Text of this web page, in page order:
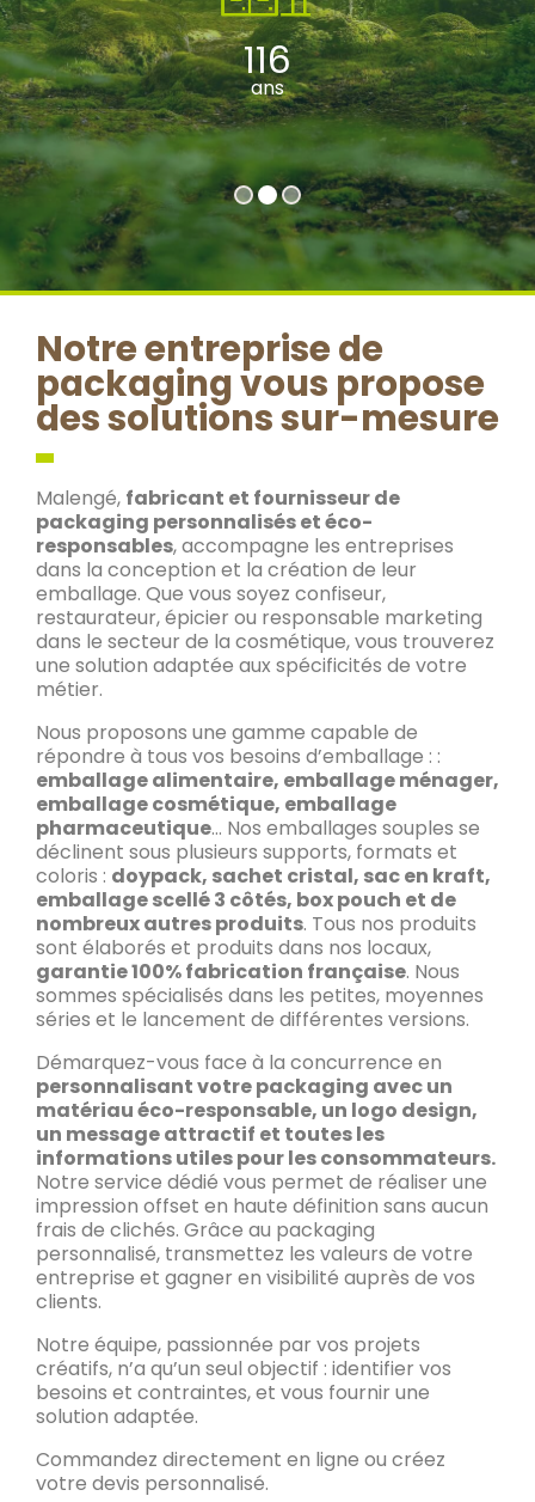
116
ans
Notre entreprise de
packaging vous propose
des solutions sur-mesure
Malengé, fabricant et fournisseur de
packaging personnalisés et éco-
responsables, accompagne les entreprises
dans la conception et la création de leur
emballage. Que vous soyez confiseur,
restaurateur, épicier ou responsable marketing
dans le secteur de la cosmétique, vous trouverez
une solution adaptée aux spécificités de votre
métier.
Nous proposons une gamme capable de
répondre à tous vos besoins d’emballage : :
emballage alimentaire, emballage ménager,
emballage cosmétique, emballage
pharmaceutique… Nos emballages souples se
déclinent sous plusieurs supports, formats et
coloris : doypack, sachet cristal, sac en kraft,
emballage scellé 3 côtés, box pouch et de
nombreux autres produits. Tous nos produits
sont élaborés et produits dans nos locaux,
garantie 100% fabrication française. Nous
sommes spécialisés dans les petites, moyennes
séries et le lancement de différentes versions.
Démarquez-vous face à la concurrence en
personnalisant votre packaging avec un
matériau éco-responsable, un logo design,
un message attractif et toutes les
informations utiles pour les consommateurs.
Notre service dédié vous permet de réaliser une
impression offset en haute définition sans aucun
frais de clichés. Grâce au packaging
personnalisé, transmettez les valeurs de votre
entreprise et gagner en visibilité auprès de vos
clients.
Notre équipe, passionnée par vos projets
créatifs, n’a qu’un seul objectif : identifier vos
besoins et contraintes, et vous fournir une
solution adaptée.
Commandez directement en ligne ou créez
votre devis personnalisé.